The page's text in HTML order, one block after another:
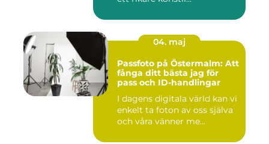
04. maj
Passfoto på Östermalm: Att
fånga ditt bästa jag för
pass och ID-handlingar
I dagens digitala värld kan vi
enkelt ta foton av oss själva
och våra vänner me...